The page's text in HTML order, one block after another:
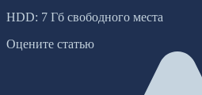
HDD: 7 Гб свободного места
Оцените статью